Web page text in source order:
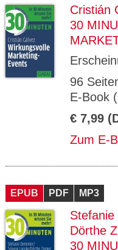
Cristián
30
96
E-Book
€ 7,99
Zum E-
EPUB PDF MP3
Stefanie
Dörthe
30